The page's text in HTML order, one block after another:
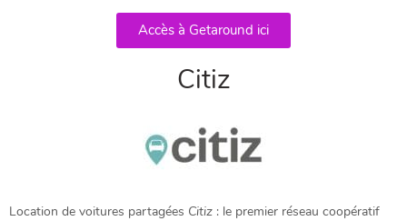
Accès à Getaround ici
Citiz
Location de voitures partagées Citiz : le premier réseau coopératif